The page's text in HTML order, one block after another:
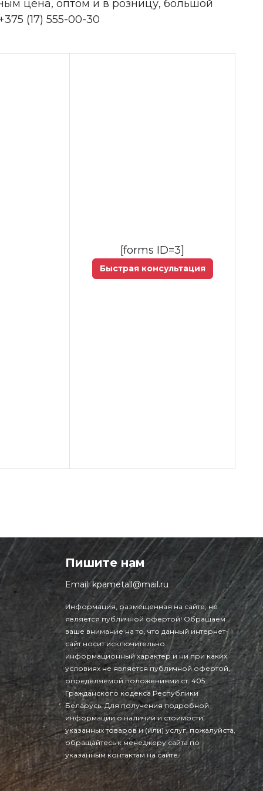
цена, оптом и в розницу, большой
(17) 555-00-30
[forms ID=3]
Быстрая консультация
Пишите нам
Email:kpametall@mail.ru